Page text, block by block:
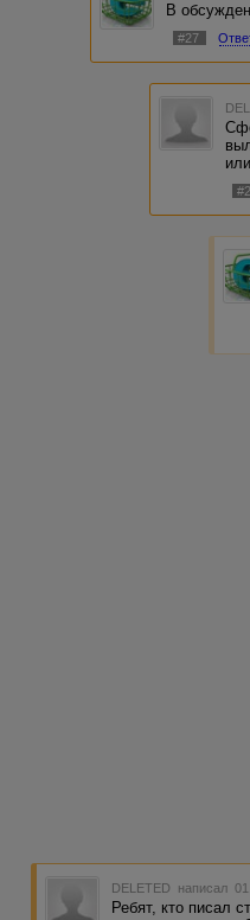
В
#27
DELETED написал
Ребят, кто писал